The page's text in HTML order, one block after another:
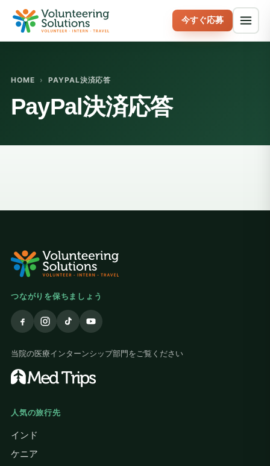
今すぐ応募
HOME › PAYPAL決済応答
PayPal決済応答
つながりを保ちましょう
当院の医療インターンシップ部門をご覧ください
人気の旅行先
インド
ケニア